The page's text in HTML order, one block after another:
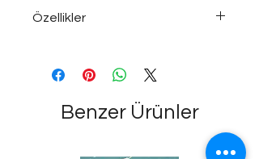
Özellikler
Benzer Ürünler